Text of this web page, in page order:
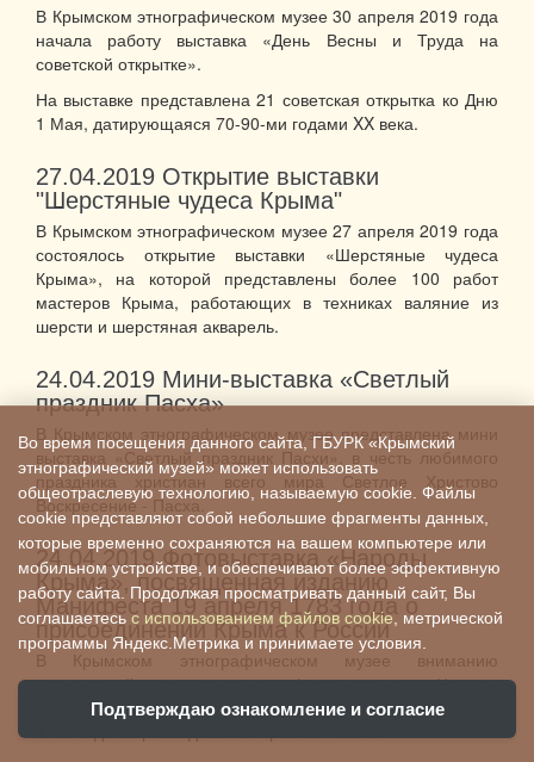
В Крымском этнографическом музее 30 апреля 2019 года
начала работу выставка «День Весны и Труда на
советской открытке».
На выставке представлена 21 советская открытка ко Дню
1 Мая, датирующаяся 70-90-ми годами XX века.
27.04.2019 Открытие выставки
"Шерстяные чудеса Крыма"
В Крымском этнографическом музее 27 апреля 2019 года
состоялось открытие выставки «Шерстяные чудеса
Крыма», на которой представлены более 100 работ
мастеров Крыма, работающих в техниках валяние из
шерсти и шерстяная акварель.
24.04.2019 Мини-выставка «Светлый
праздник Пасха»
В Крымском этнографическом музее представлена мини
выставка «Светлый праздник Пасхи», в честь любимого
праздника христиан всего мира Светлое Христово
Воскресение - Пасха.
24.04.2019 Фотовыставка «Народы
Крыма», посвященная изданию
Манифеста 19 апреля 1783 года о
присоединении Крыма к России
В Крымском этнографическом музее вниманию
посетителей представлена фотовыставка «Народы
Крыма», посвященная изданию Манифеста 19 апреля
Во время посещения данного сайта, ГБУРК «Крымский
этнографический музей» может использовать
общеотраслевую технологию, называемую cookie. Файлы
cookie представляют собой небольшие фрагменты данных,
которые временно сохраняются на вашем компьютере или
мобильном устройстве, и обеспечивают более эффективную
работу сайта. Продолжая просматривать данный сайт, Вы
соглашаетесьс использованием файлов cookie, метрической
программы Яндекс.Метрика и принимаете условия.
Подтверждаю ознакомление и согласие